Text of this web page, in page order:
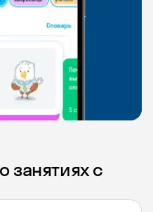
занятиях с